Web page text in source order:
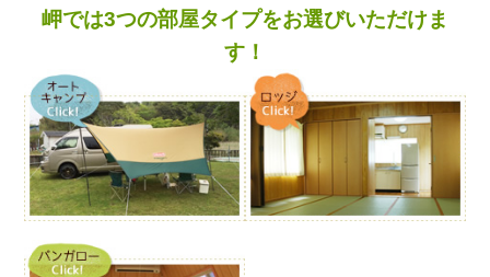
岬では3つの部屋タイプをお選びいただけま
す！